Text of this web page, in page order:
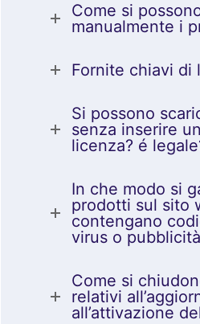
Come si
manualmente i
Fornite chiavi di
Si possono
senza inserire
licenza? é
In che modo si
prodotti sul sito
contengano
virus o
Come si
relativi
all’attivazione